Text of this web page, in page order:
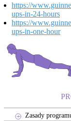
https://
ups-in-24-hours
https://
ups-in-one-hour
Zasady